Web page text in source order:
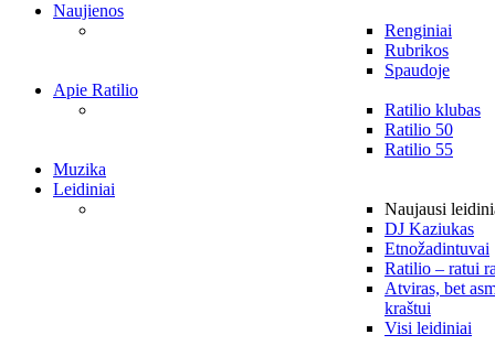
Naujienos
Renginiai
Rubrikos
Spaudoje
Apie Ratilio
Ratilio klubas
Ratilio 50
Ratilio 55
Muzika
Leidiniai
Naujausi
DJ Kaziukas
Etnožadintuvai
Ratilio – ratui
Atviras, bet
kraštui
Visi leidiniai